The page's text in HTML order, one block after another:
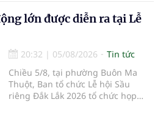
bệnh, chữa bệnh theo yêu cầu
nhưng vẫn phải nộp thêm các chi
phần cùng chi trả.
lớn được diễn ra tại Lễ
20:32 | 05/08/2026
Tin tức
Chiều 5/8, tại phường Buôn Ma
Thuột, Ban tổ chức Lễ hội Sầu
riêng Đắk Lắk 2026 tổ chức họp